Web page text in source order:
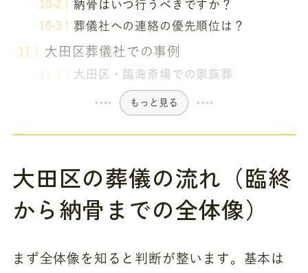
納骨はいつ行うべきですか？
葬儀社への連絡の優先順位は？
大田区葬儀社での事例
大田区・臨海斎場での家族葬
もっと見る
大田区の葬儀の流れ（臨終
から納骨までの全体像）
まず全体像を知ると判断が整います。基本は